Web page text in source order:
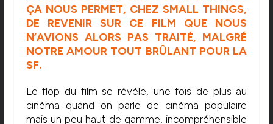
ÇA NOUS PERMET, CHEZ SMALL THINGS,
DE REVENIR SUR CE FILM QUE NOUS
N’AVIONS ALORS PAS TRAITÉ, MALGRÉ
NOTRE AMOUR TOUT BRÛLANT POUR LA
SF.
Le flop du film se révèle, une fois de plus au
cinéma quand on parle de cinéma populaire
mais un peu haut de gamme, incompréhensible